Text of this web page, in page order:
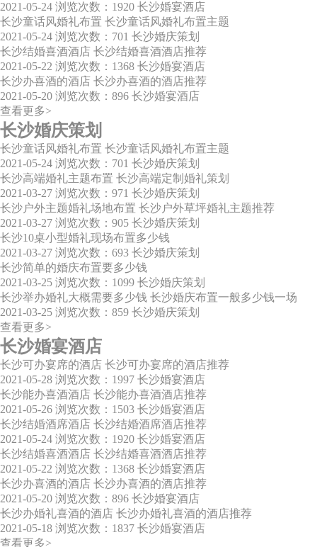
2021-05-24 浏览次数：1920 长沙婚宴酒店
长沙童话风婚礼布置 长沙童话风婚礼布置主题
2021-05-24 浏览次数：701 长沙婚庆策划
长沙结婚喜酒酒店 长沙结婚喜酒酒店推荐
2021-05-22 浏览次数：1368 长沙婚宴酒店
长沙办喜酒的酒店 长沙办喜酒的酒店推荐
2021-05-20 浏览次数：896 长沙婚宴酒店
查看更多>
长沙婚庆策划
长沙童话风婚礼布置 长沙童话风婚礼布置主题
2021-05-24 浏览次数：701 长沙婚庆策划
长沙高端婚礼主题布置 长沙高端定制婚礼策划
2021-03-27 浏览次数：971 长沙婚庆策划
长沙户外主题婚礼场地布置 长沙户外草坪婚礼主题推荐
2021-03-27 浏览次数：905 长沙婚庆策划
长沙10桌小型婚礼现场布置多少钱
2021-03-27 浏览次数：693 长沙婚庆策划
长沙简单的婚庆布置要多少钱
2021-03-25 浏览次数：1099 长沙婚庆策划
长沙举办婚礼大概需要多少钱 长沙婚庆布置一般多少钱一场
2021-03-25 浏览次数：859 长沙婚庆策划
查看更多>
长沙婚宴酒店
长沙可办宴席的酒店 长沙可办宴席的酒店推荐
2021-05-28 浏览次数：1997 长沙婚宴酒店
长沙能办喜酒酒店 长沙能办喜酒酒店推荐
2021-05-26 浏览次数：1503 长沙婚宴酒店
长沙结婚酒席酒店 长沙结婚酒席酒店推荐
2021-05-24 浏览次数：1920 长沙婚宴酒店
长沙结婚喜酒酒店 长沙结婚喜酒酒店推荐
2021-05-22 浏览次数：1368 长沙婚宴酒店
长沙办喜酒的酒店 长沙办喜酒的酒店推荐
2021-05-20 浏览次数：896 长沙婚宴酒店
长沙办婚礼喜酒的酒店 长沙办婚礼喜酒的酒店推荐
2021-05-18 浏览次数：1837 长沙婚宴酒店
查看更多>